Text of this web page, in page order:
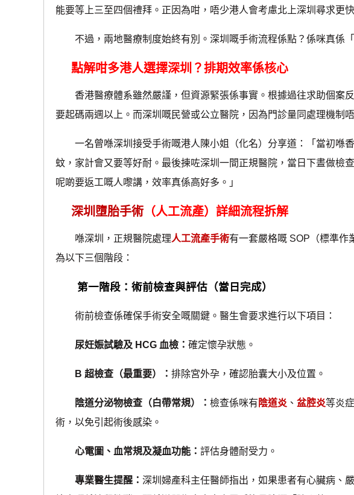
能要等上三至四個禮拜。正因為咁，唔少港人會考慮北上深圳尋求更
不過，兩地醫療制度始終有別。深圳嘅手術流程係點？係咪真係「
點解咁多港人選擇深圳？排期效率係核心
香港醫療體系雖然嚴謹，但資源緊張係事實。根據過往求助個案
要起碼兩週以上。而深圳嘅民營或公立醫院，因為門診量同處理機制
一名曾喺深圳接受手術嘅港人陳小姐（化名）分享道：「當初喺
蚊，家計會又要等好耐。最後揀咗深圳一間正規醫院，當日下晝做檢
呢啲要返工嘅人嚟講，效率真係高好多。」
深圳墮胎手術 （人工流產）詳細流程拆解
喺深圳，正規醫院處理人工流產手術有一套嚴格嘅 SOP（標準作
為以下三個階段：
第一階段：術前檢查與評估（當日完成）
術前檢查係確保手術安全嘅關鍵。醫生會要求進行以下項目：
尿妊娠試驗及 HCG 血檢：確定懷孕狀態。
B 超檢查（最重要）：排除宮外孕，確認胎囊大小及位置。
陰道分泌物檢查（白帶常規）：檢查係咪有 陰道炎 、盆腔炎等炎
術，以免引起術後感染。
心電圖、血常規及凝血功能：評估身體耐受力。
專業醫生提醒：深圳婦產科主任醫師指出，如果患者有心臟病、